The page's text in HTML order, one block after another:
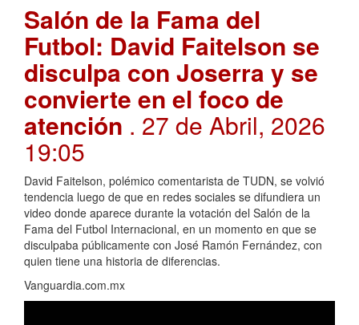
Salón de la Fama del
Futbol: David Faitelson se
disculpa con Joserra y se
convierte en el foco de
atención . 27 de Abril, 2026
19:05
David Faitelson, polémico comentarista de TUDN, se volvió
tendencia luego de que en redes sociales se difundiera un
video donde aparece durante la votación del Salón de la
Fama del Futbol Internacional, en un momento en que se
disculpaba públicamente con José Ramón Fernández, con
quien tiene una historia de diferencias.
Vanguardia.com.mx